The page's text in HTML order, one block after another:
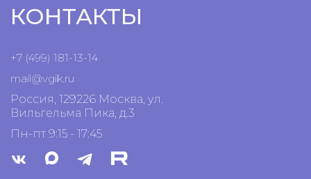
КОНТАКТЫ
+7 (499) 181-13-14
mail@vgik.ru
Россия, 129226 Москва, ул.
Вильгельма Пика, д.3
Пн-пт 9:15 - 17:45